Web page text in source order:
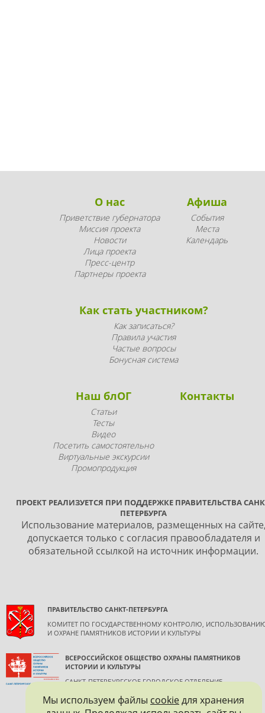
О нас
Приветствие губернатора
Миссия проекта
Новости
Лица проекта
Пресс-центр
Партнеры проекта
Афиша
События
Места
Календарь
Как стать участником?
Как записаться?
Правила участия
Частые вопросы
Бонусная система
Наш блОГ
Статьи
Тесты
Видео
Посетить самостоятельно
Виртуальные экскурсии
Промопродукция
Контакты
ПРОЕКТ РЕАЛИЗУЕТСЯ ПРИ ПОДДЕРЖКЕ ПРАВИТЕЛЬСТВА
ПЕТЕРБУРГА
Использование материалов, размещенных на
допускается только с согласия правообладателя и
обязательной ссылкой на источник информации.
ПРАВИТЕЛЬСТВО САНКТ-ПЕТЕРБУРГА
КОМИТЕТ ПО ГОСУДАРСТВЕННОМУ КОНТРОЛЮ,
И ОХРАНЕ ПАМЯТНИКОВ ИСТОРИИ И КУЛЬТУРЫ
ВСЕРОССИЙСКОЕ ОБЩЕСТВО ОХРАНЫ ПАМЯТНИКОВ
ИСТОРИИ И КУЛЬТУРЫ
САНКТ-ПЕТЕРБУРГСКОЕ ГОРОДСКОЕ ОТДЕЛЕНИЕ
Мы используем файлы cookieдля хранения